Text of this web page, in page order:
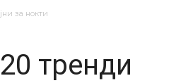
за нокти
тренди